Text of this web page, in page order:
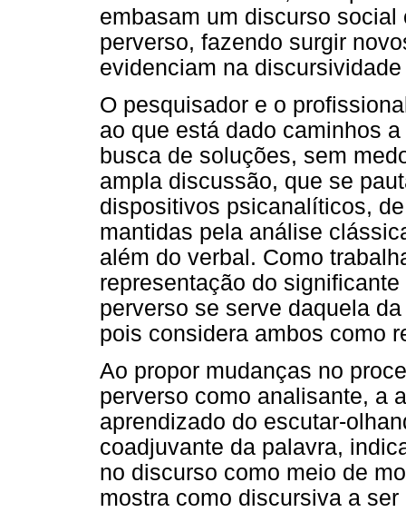
embasam um discurso
perverso, fazendo surgir
evidenciam na
O pesquisador e o
ao que está dado caminhos
busca de soluções, sem
ampla discussão, que se
dispositivos psicanalíticos,
mantidas pela análise
além do verbal. Como
representação do
perverso se serve daquela
pois considera ambos como
Ao propor mudanças no
perverso como analisante, a
aprendizado do escutar-
coadjuvante da palavra,
no discurso como meio de
mostra como discursiva a ser